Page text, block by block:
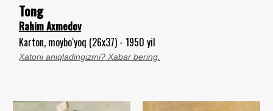
Tong
Rahim Axmedov
Karton, moybo‘yoq (26x37) - 1950 yil
Xatoni aniqladingizmi? Xabar bering.